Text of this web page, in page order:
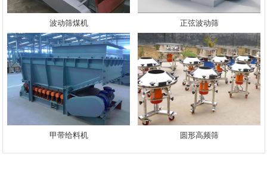
波动筛煤机 正弦波动筛
甲带给料机 圆形高频筛